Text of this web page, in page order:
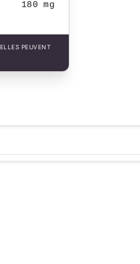
180 mg
PEUVENT